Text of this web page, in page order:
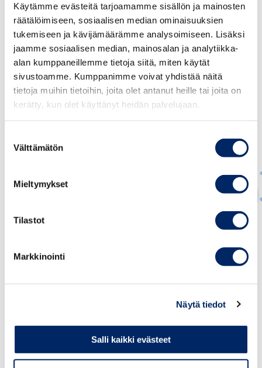
Käytämme evästeitä tarjoamamme sisällön ja mainosten
räätälöimiseen, sosiaalisen median ominaisuuksien
tukemiseen ja kävijämäärämme analysoimiseen. Lisäksi
jaamme sosiaalisen median, mainosalan ja analytiikka-
alan kumppaneillemme tietoja siitä, miten käytät
sivustoamme. Kumppanimme voivat yhdistää näitä
tietoja muihin tietoihin, joita olet antanut heille tai joita on
kerätty, kun olet käyttänyt heidän palvelujaan.
valinta
Välttämätön
Mieltymykset
Tilastot
Markkinointi
Näytä tiedot
Salli kaikki evästeet
Suvi Pulkkinen
MAAHANMUUTTO
suvi.pulkkinen@chamber.fi